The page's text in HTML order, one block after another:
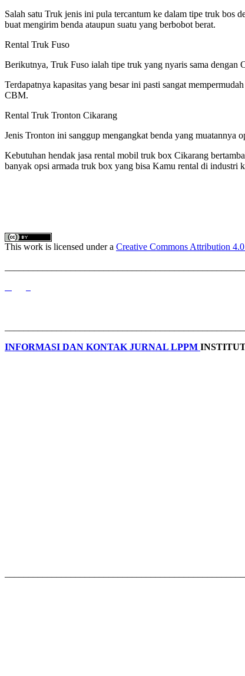
Salah satu Truk jenis ini pula tercantum ke dalam tipe truk bos
buat mengirim benda ataupun suatu yang berbobot berat.
Rental Truk Fuso
Berikutnya, Truk Fuso ialah tipe truk yang nyaris sama
Terdapatnya kapasitas yang besar ini pasti sangat
CBM.
Rental Truk Tronton Cikarang
Jenis Tronton ini sanggup mengangkat benda yang muatannya
Kebutuhan hendak jasa rental mobil truk box Cikarang
banyak opsi armada truk box yang bisa Kamu rental di industri
This work is licensed under a Creative Commons Attribution
INFORMASI DAN KONTAK JURNAL LPPM